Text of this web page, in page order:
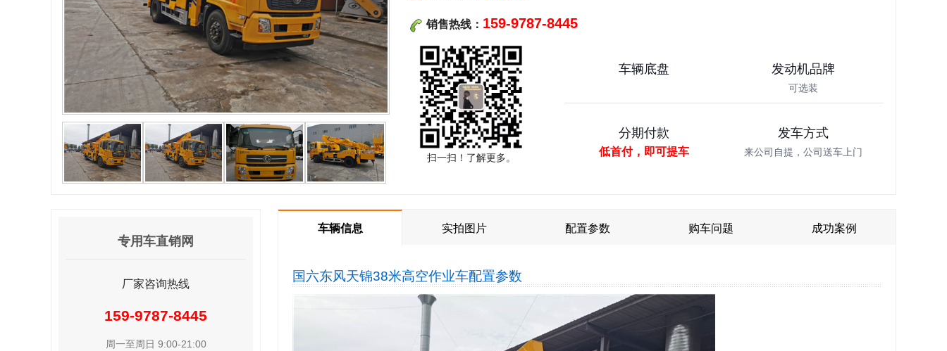
销售热线： 159-9787-8445
扫一扫！了解更多。
车辆底盘 发动机品牌
可选装
分期付款
低首付，即可提车
发车方式
来公司自提，公司送车上门
车辆信息 实拍图片 配置参数 购车问题 成功案例
国六东风天锦38米高空作业车配置参数
专用车直销网
厂家咨询热线
159-9787-8445
周一至周日 9:00-21:00